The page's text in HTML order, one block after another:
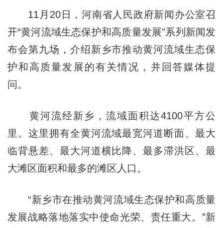
11月20日，河南省人民政府新闻办公室召
开“黄河流域生态保护和高质量发展”系列新闻发
布会第九场，介绍新乡市推动黄河流域生态保
护和高质量发展的有关情况，并回答媒体提
问。
黄河流经新乡，流域面积达4100平方公
里。这里拥有全黄河流域最宽河道断面、最大
临背悬差、最大河道横比降、最多滞洪区、最
大滩区面积和最多的滩区人口。
“新乡市在推动黄河流域生态保护和高质量
发展战略落地落实中使命光荣、责任重大。”新